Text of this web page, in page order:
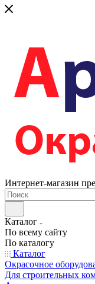
Интернет-магазин
Каталог
По всему сайту
По каталогу
Каталог
Окрасочное
Для строительных